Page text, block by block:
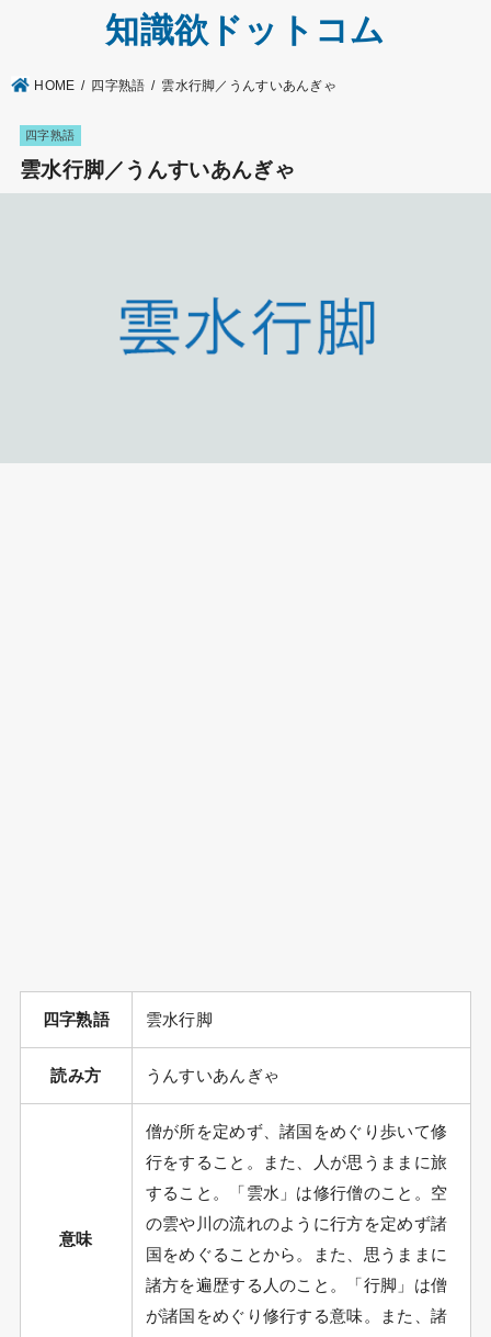
知識欲ドットコム
HOME 四字熟語 雲水行脚／うんすいあんぎゃ
四字熟語
雲水行脚／うんすいあんぎゃ
四字熟語 雲水行脚
読み方 うんすいあんぎゃ
意味
僧が所を定めず、諸国をめぐり歩いて修
行をすること。また、人が思うままに旅
すること。「雲水」は修行僧のこと。空
の雲や川の流れのように行方を定めず諸
国をめぐることから。また、思うままに
諸方を遍歴する人のこと。「行脚」は僧
が諸国をめぐり修行する意味。また、諸